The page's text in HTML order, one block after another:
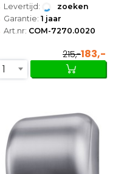
Levertijd: zoeken
Garantie: 1 jaar
Art.nr: COM-7270.0020
215,-183,-
1